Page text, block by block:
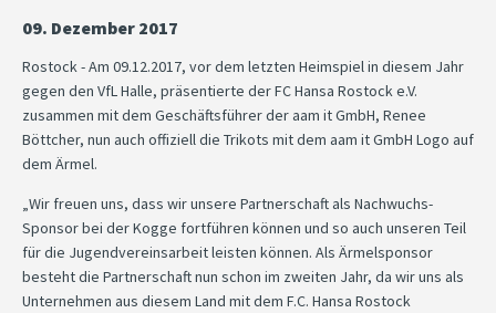
09. Dezember 2017
Rostock - Am 09.12.2017, vor dem letzten Heimspiel in diesem Jahr
gegen den VfL Halle, präsentierte der FC Hansa Rostock e.V.
zusammen mit dem Geschäftsführer der aam it GmbH, Renee
Böttcher, nun auch offiziell die Trikots mit dem aam it GmbH Logo auf
dem Ärmel.
„Wir freuen uns, dass wir unsere Partnerschaft als Nachwuchs-
Sponsor bei der Kogge fortführen können und so auch unseren Teil
für die Jugendvereinsarbeit leisten können. Als Ärmelsponsor
besteht die Partnerschaft nun schon im zweiten Jahr, da wir uns als
Unternehmen aus diesem Land mit dem F.C. Hansa Rostock